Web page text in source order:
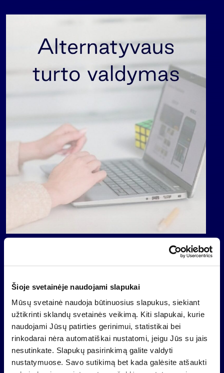
Šioje svetainėje naudojami slapukai
Mūsų svetainė naudoja būtinuosius slapukus, siekiant
užtikrinti sklandų svetainės veikimą. Kiti slapukai, kurie
naudojami Jūsų patirties gerinimui, statistikai bei
rinkodarai nėra automatiškai nustatomi, jeigu Jūs su jais
nesutinkate. Slapukų pasirinkimą galite valdyti
nustatymuose. Savo sutikimą bet kada galėsite atšaukti